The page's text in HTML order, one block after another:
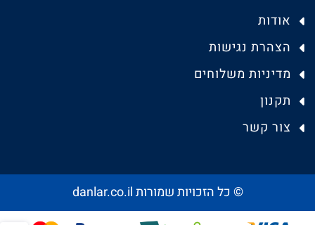
אודות
הצהרת נגישות
מדיניות משלוחים
תקנון
צור קשר
© כל הזכויות שמורות danlar.co.il